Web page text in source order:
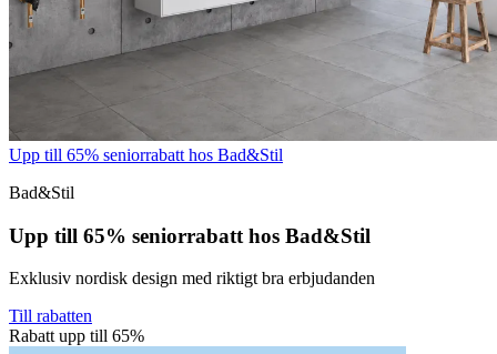
Upp till 65% seniorrabatt hos Bad&Stil
Bad&Stil
Upp till 65% seniorrabatt hos Bad&Stil
Exklusiv nordisk design med riktigt bra erbjudanden
Till rabatten
Rabatt upp till 65%